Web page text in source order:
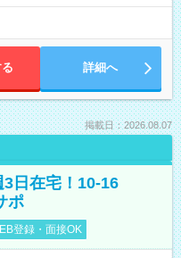
詳細へ
掲載日：2026.08.07
日在宅！10-16
ポ
登録・面接OK